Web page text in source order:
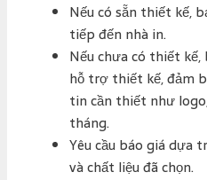
Nếu có sẵn thiết kế,
tiếp đến nhà in.
Nếu chưa có thiết kế,
hỗ trợ thiết kế, đảm
tin cần thiết như
tháng.
Yêu cầu báo giá dựa
và chất liệu đã chọn.